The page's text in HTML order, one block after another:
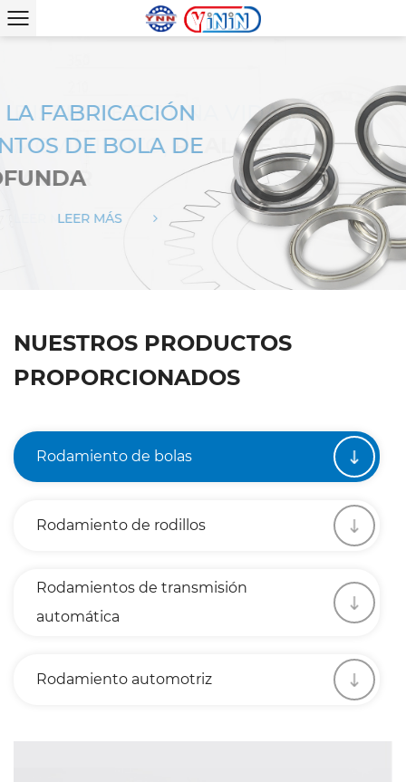
DISFRUTE DE UNA VIDA EN
MOVIMIENTO, REALICE SU
VALOR
LEER MÁS
EN LA FABRICACIÓN
DE BOLA DE
PROFUNDA
LEER MÁS
NUESTROS PRODUCTOS
PROPORCIONADOS
Rodamiento de bolas
Rodamiento de rodillos
Rodamientos de transmisión
automática
Rodamiento automotriz